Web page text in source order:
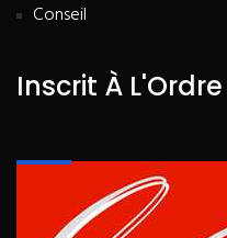
Conseil
Inscrit À L'Ordre